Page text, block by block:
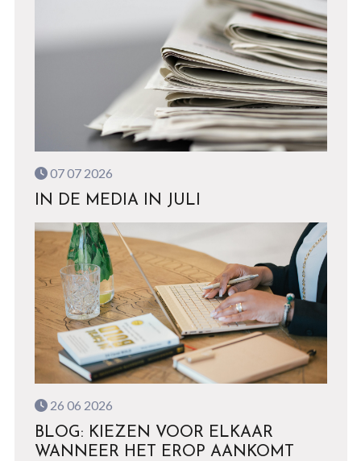
07 07 2026
IN DE MEDIA IN JULI
26 06 2026
BLOG: KIEZEN VOOR ELKAAR
WANNEER HET EROP AANKOMT